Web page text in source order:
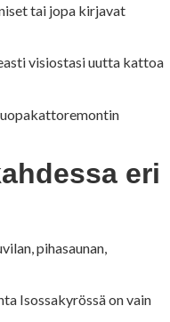
tai jopa kirjavat
visiostasi uutta kattoa
eri
pihasaunan,
Isossakyrössä on vain